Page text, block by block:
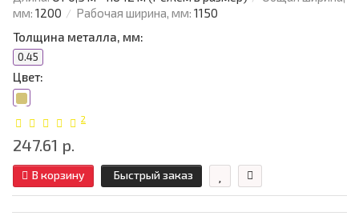
мм: 1200 Рабочая ширина, мм: 1150
Толщина металла, мм:
0.45
Цвет:
2
247.61 р.
В корзину Быстрый заказ